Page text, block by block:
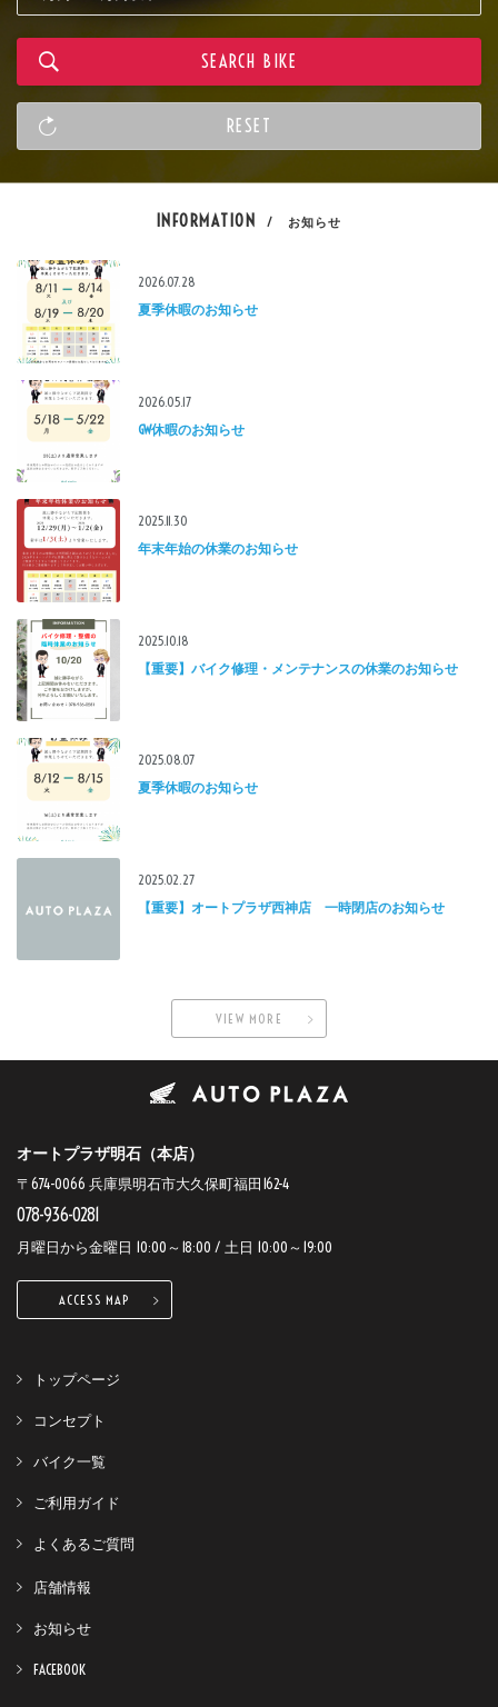
INFORMATION / お知らせ
2026.07.28
夏季休暇のお知らせ
2026.05.17
GW休暇のお知らせ
2025.11.30
年末年始の休業のお知らせ
2025.10.18
【重要】バイク修理・メンテナンスの休業のお知らせ
2025.08.07
夏季休暇のお知らせ
2025.02.27
【重要】オートプラザ西神店 一時閉店のお知らせ
VIEW MORE
オートプラザ明石（本店）
〒674-0066 兵庫県明石市大久保町福田162-4
078-936-0281
月曜日から金曜日 10:00～18:00 / 土日 10:00～19:00
ACCESS MAP
トップページ
コンセプト
バイク一覧
ご利用ガイド
よくあるご質問
店舗情報
お知らせ
FACEBOOK